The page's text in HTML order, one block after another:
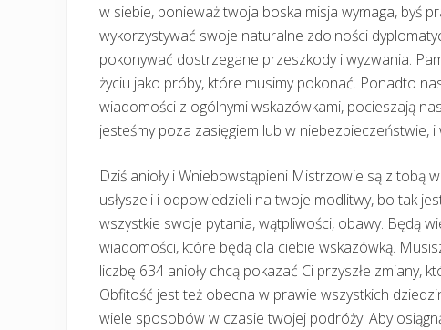
w siebie, ponieważ twoja boska misja wymaga, byś
wykorzystywać swoje naturalne zdolności
pokonywać dostrzegane przeszkody i wyzwania.
życiu jako próby, które musimy pokonać. Ponadto
wiadomości z ogólnymi wskazówkami, pocieszają
jesteśmy poza zasięgiem lub w niebezpieczeństwie, i
Dziś anioły i Wniebowstąpieni Mistrzowie są z tobą
usłyszeli i odpowiedzieli na twoje modlitwy, bo tak
wszystkie swoje pytania, wątpliwości, obawy. Będą
wiadomości, które będą dla ciebie wskazówką.
liczbę 634 anioły chcą pokazać Ci przyszłe
Obfitość jest też obecna w prawie wszystkich
wiele sposobów w czasie twojej podróży. Aby